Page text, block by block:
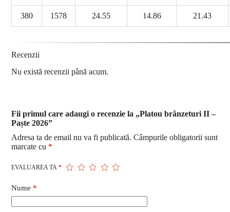
380 1578 24.55 14.86 21.43
Recenzii
Nu există recenzii până acum.
Fii primul care adaugi o recenzie la „Platou brânzeturi II –
Paște 2026”
Adresa ta de email nu va fi publicată. Câmpurile obligatorii sunt
marcate cu *
EVALUAREA TA*
Nume *